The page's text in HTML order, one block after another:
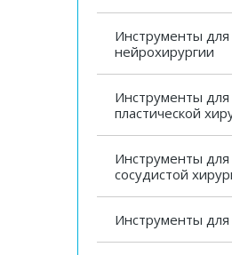
Инструменты для
нейрохирургии
Инструменты для
пластической
Инструменты для
сосудистой
Инструменты для